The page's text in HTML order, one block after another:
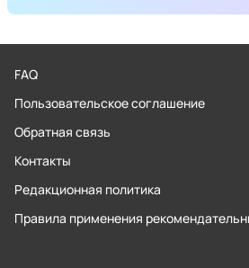
FAQ
Пользовательское соглашение
Обратная связь
Контакты
Редакционная политика
Правила применения